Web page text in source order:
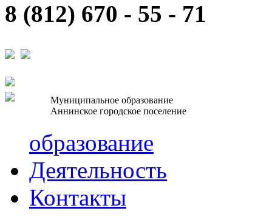
8 (812) 670 - 55 - 71
Муниципальное образование
Аннинское городское поселение
образование
Деятельность
Контакты